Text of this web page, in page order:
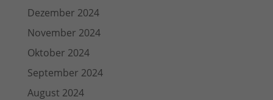
Dezember 2024
November 2024
Oktober 2024
September 2024
August 2024